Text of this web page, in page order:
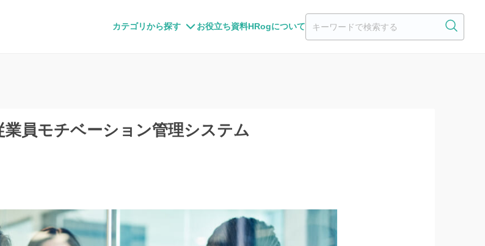
カテゴリから探す お役立ち資料HRogについて
員モチベーション管理システム